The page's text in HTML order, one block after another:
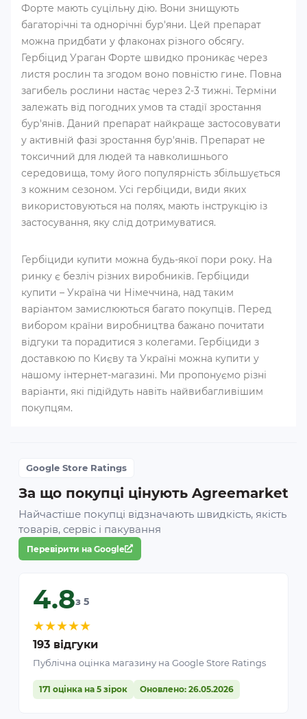
Форте мають суцільну дію. Вони знищують
багаторічні та однорічні бур'яни. Цей препарат
можна придбати у флаконах різного обсягу.
Гербіцид Ураган Форте швидко проникає через
листя рослин та згодом воно повністю гине. Повна
загибель рослини настає через 2-3 тижні. Терміни
залежать від погодних умов та стадії зростання
бур'янів. Даний препарат найкраще застосовувати
у активній фазі зростання бур'янів. Препарат не
токсичний для людей та навколишнього
середовища, тому його популярність збільшується
з кожним сезоном. Усі гербіциди, види яких
використовуються на полях, мають інструкцію із
застосування, яку слід дотримуватися.
Гербіциди купити можна будь-якої пори року. На
ринку є безліч різних виробників. Гербіциди
купити – Україна чи Німеччина, над таким
варіантом замислюються багато покупців. Перед
вибором країни виробництва бажано почитати
відгуки та порадитися з колегами. Гербіциди з
доставкою по Києву та Україні можна купити у
нашому інтернет-магазині. Ми пропонуємо різні
варіанти, які підійдуть навіть найвибагливішим
покупцям.
Google Store Ratings
За що покупці цінують Agreemarket
Найчастіше покупці відзначають швидкість, якість
товарів, сервіс і пакування
Перевірити на Google
4.8з 5
★★★★★
193 відгуки
Публічна оцінка магазину на Google Store Ratings
171 оцінка на 5 зірок Оновлено: 26.05.2026